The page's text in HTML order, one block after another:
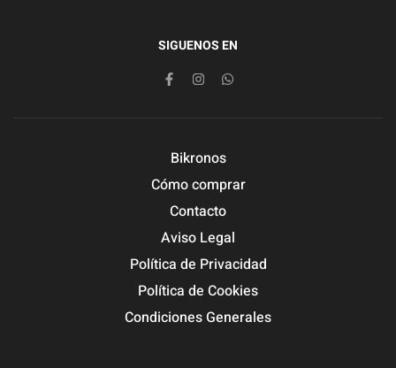
SIGUENOS EN
Bikronos
Cómo comprar
Contacto
Aviso Legal
Política de Privacidad
Política de Cookies
Condiciones Generales